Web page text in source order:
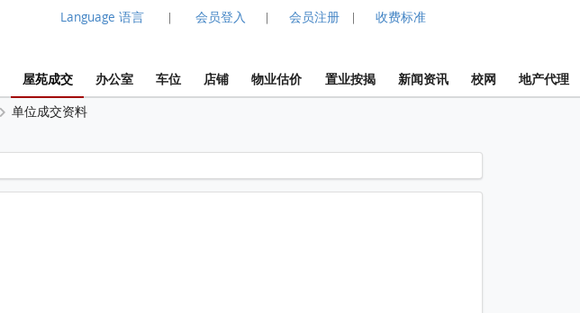
Language 语言 | 会员登入 | 会员注册 | 收费标准
屋苑成交 办公室 车位 店铺 物业估价 置业按揭 新闻资讯 校网 地产代理
单位成交资料